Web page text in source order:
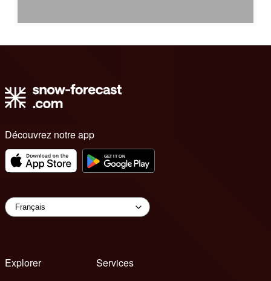
Découvrez notre app
Explorer
Services